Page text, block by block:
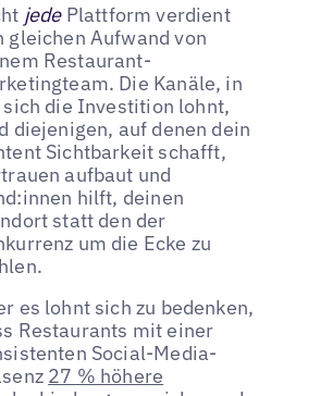
jedePlattform verdient
gleichen Aufwand von
Restaurant-
Die Kanäle, in
sich die Investition lohnt,
diejenigen, auf denen dein
Sichtbarkeit schafft,
aufbaut und
hilft, deinen
statt den der
um die Ecke zu
es lohnt sich zu bedenken,
Restaurants mit einer
Social-Media-
27 % höhere